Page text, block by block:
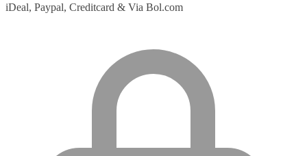
iDeal, Paypal, Creditcard & Via Bol.com